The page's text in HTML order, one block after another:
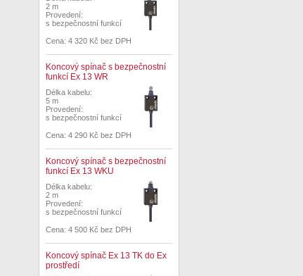
2 m
Provedení:
s bezpečnostní funkcí
Cena: 4 320 Kč bez DPH
Koncový spínač s bezpečnostní
funkcí Ex 13 WR
Délka kabelu:
5 m
Provedení:
s bezpečnostní funkcí
Cena: 4 290 Kč bez DPH
Koncový spínač s bezpečnostní
funkcí Ex 13 WKU
Délka kabelu:
2 m
Provedení:
s bezpečnostní funkcí
Cena: 4 500 Kč bez DPH
Koncový spínač Ex 13 TK do Ex
prostředí